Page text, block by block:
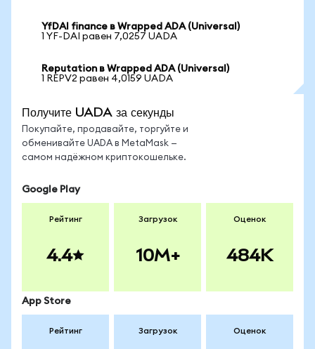
YfDAI finance в Wrapped ADA (Universal)
1 YF-DAI равен 7,0257 UADA
Reputation в Wrapped ADA (Universal)
1 REPV2 равен 4,0159 UADA
Получите UADA за секунды
Покупайте, продавайте, торгуйте и
обменивайте UADA в MetaMask —
самом надёжном криптокошельке.
Google Play
Рейтинг
4.4
Загрузок
10M+
Оценок
484K
App Store
Рейтинг Загрузок Оценок